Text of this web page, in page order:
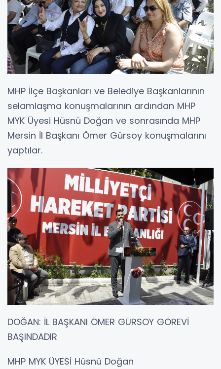
MHP İlçe Başkanları ve Belediye Başkanlarının
selamlaşma konuşmalarının ardından MHP
MYK Üyesi Hüsnü Doğan ve sonrasında MHP
Mersin İl Başkanı Ömer Gürsoy konuşmalarını
yaptılar.
DOĞAN: İL BAŞKANI ÖMER GÜRSOY GÖREVİ
BAŞINDADIR
MHP MYK ÜYESİ Hüsnü Doğan